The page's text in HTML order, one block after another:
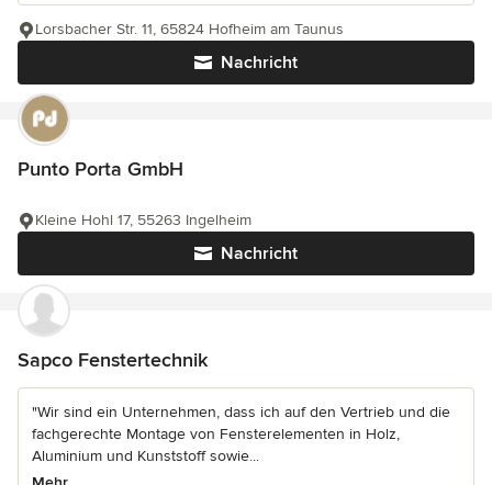
Nachricht
Lorsbacher Str. 11, 65824 Hofheim am Taunus
Punto Porta GmbH
Nachricht
Kleine Hohl 17, 55263 Ingelheim
Sapco Fenstertechnik
"Wir sind ein Unternehmen, dass ich auf den Vertrieb und die
fachgerechte Montage von Fensterelementen in Holz,
Aluminium und Kunststoff sowie...